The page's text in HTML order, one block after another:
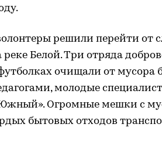
решили перейти от
Белой. Три отряда
очищали от мусора
молодые
Огромные мешки с
бытовых отходов